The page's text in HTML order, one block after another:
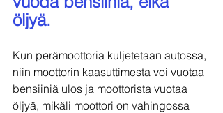
öljyä.
Kun perämoottoria kuljetetaan autossa,
niin moottorin kaasuttimesta voi vuotaa
bensiiniä ulos ja moottorista vuotaa
öljyä, mikäli moottori on vahingossa